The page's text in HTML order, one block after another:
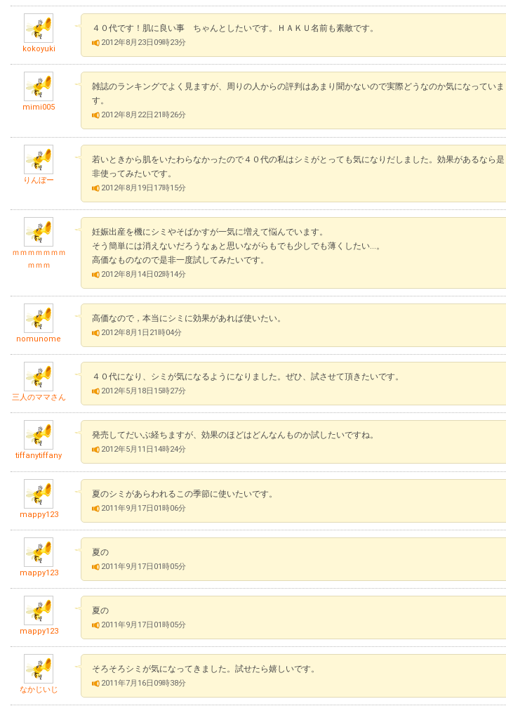
kokoyuki
４０代です！肌に良い事 ちゃんとしたいです。ＨＡＫＵ名前も素敵です。
2012年8月23日09時23分
mimi005
雑誌のランキングでよく見ますが、周りの人からの評判はあまり聞かないので実際どうなのか気になっていま
す。
2012年8月22日21時26分
りんぼー
若いときから肌をいたわらなかったので４０代の私はシミがとっても気になりだしました。効果があるなら是
非使ってみたいです。
2012年8月19日17時15分
ｍｍｍｍｍｍｍ
ｍｍｍ
妊娠出産を機にシミやそばかすが一気に増えて悩んでいます。
そう簡単には消えないだろうなぁと思いながらもでも少しでも薄くしたい…。
高価なものなので是非一度試してみたいです。
2012年8月14日02時14分
nomunome
高価なので，本当にシミに効果があれば使いたい。
2012年8月1日21時04分
三人のママさん
４０代になり、シミが気になるようになりました。ぜひ、試させて頂きたいです。
2012年5月18日15時27分
tiffanytiffany
発売してだいぶ経ちますが、効果のほどはどんなんものか試したいですね。
2012年5月11日14時24分
mappy123
夏のシミがあらわれるこの季節に使いたいです。
2011年9月17日01時06分
mappy123
夏の
2011年9月17日01時05分
mappy123
夏の
2011年9月17日01時05分
なかじいじ
そろそろシミが気になってきました。試せたら嬉しいです。
2011年7月16日09時38分